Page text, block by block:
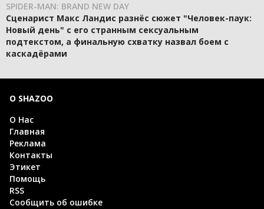
SPIDER-MAN: BRAND NEW DAY
Сценарист Макс Ландис разнёс сюжет "Человек-паук:
Новый день" с его странным сексуальным
подтекстом, а финальную схватку назвал боем с
каскадёрами
О SHAZOO
О Нас
Главная
Реклама
Контакты
Этикет
Помощь
RSS
Сообщить об ошибке